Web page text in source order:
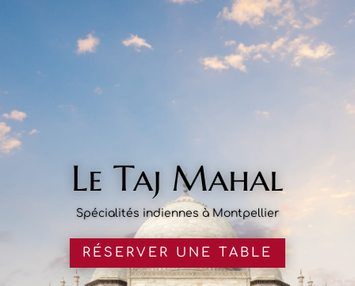
Le Taj Mahal
Spécialités indiennes à Montpellier
RÉSERVER UNE TABLE